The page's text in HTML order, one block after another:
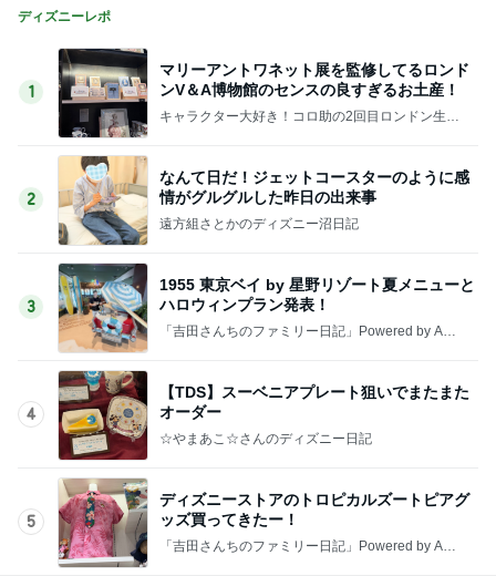
ディズニーレポ
1
マリーアントワネット展を監修してるロンド
ンV＆A博物館のセンスの良すぎるお土産！
キャラクター大好き！コロ助の2回目ロンドン生活
2
なんて日だ！ジェットコースターのように感
情がグルグルした昨日の出来事
遠方組さとかのディズニー沼日記
3
1955 東京ベイ by 星野リゾート夏メニューと
ハロウィンプラン発表！
「吉田さんちのファミリー日記」Powered by Ame
4
【TDS】スーベニアプレート狙いでまたまた
オーダー
☆やまあこ☆さんのディズニー日記
5
ディズニーストアのトロピカルズートピアグ
ッズ買ってきたー！
「吉田さんちのファミリー日記」Powered by Ame